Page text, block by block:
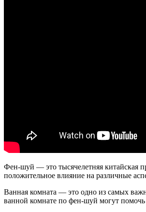
Фен-шуй — это тысячелетняя китайская
положительное влияние на различные
Ванная комната — это одно из самых
ванной комнате по фен-шуй могут